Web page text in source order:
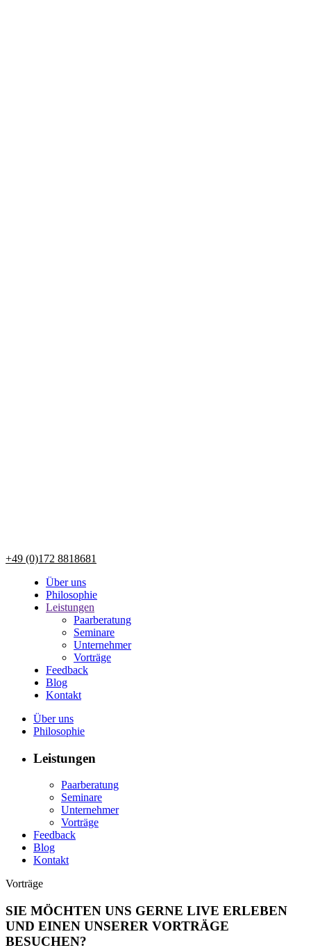
+49 (0)172 8818681
Über uns
Philosophie
Leistungen
Paarberatung
Seminare
Unternehmer
Vorträge
Feedback
Blog
Kontakt
Über uns
Philosophie
Leistungen
Paarberatung
Seminare
Unternehmer
Vorträge
Feedback
Blog
Kontakt
Vorträge
SIE MÖCHTEN UNS GERNE LIVE ERLEBEN
UND EINEN UNSERER VORTRÄGE
BESUCHEN?